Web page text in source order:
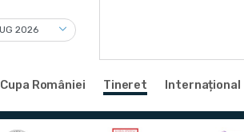
Cupa României Tineret Internațional